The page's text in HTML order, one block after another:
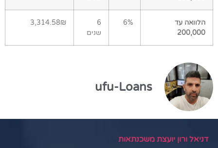
הלוואה עד
200,000
6%
6
שנים
3,314.58₪
ufu-Loans
דניאל ורון יועצת משכנתאות